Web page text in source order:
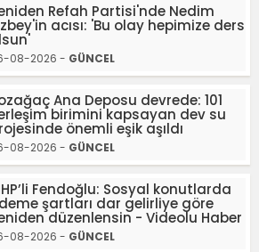
Refah Partisi'nde Nedim
acısı: 'Bu olay hepimize ders
08-2026 - GÜNCEL
Ana Deposu devrede: 101
birimini kapsayan dev su
önemli eşik aşıldı
08-2026 - GÜNCEL
Fendoğlu: Sosyal konutlarda
şartları dar gelirliye göre
düzenlensin - Videolu Haber
08-2026 - GÜNCEL